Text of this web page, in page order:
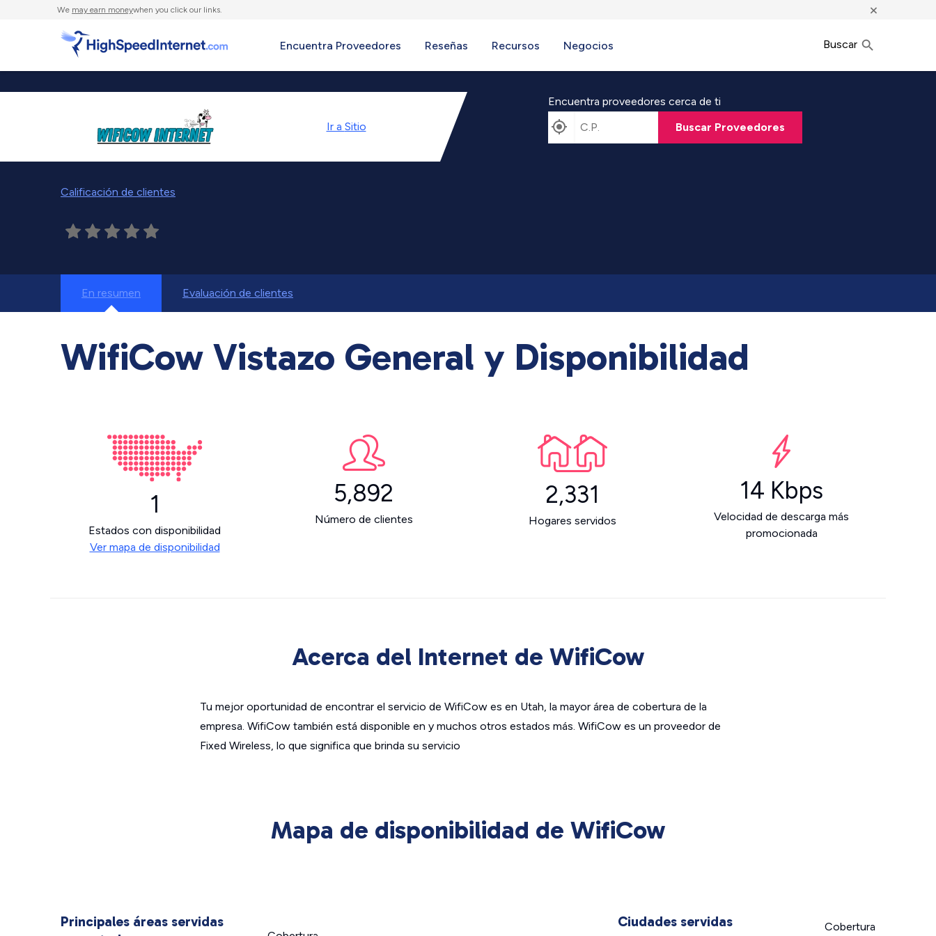
We may earn moneywhen you click our links. ×
Encuentra Proveedores Reseñas Recursos Negocios Buscar
Ir a Sitio
Calificación de clientes
Encuentra proveedores cerca de ti
Buscar Proveedores
En resumen Evaluación de clientes
WifiCow Vistazo General y Disponibilidad
1
Estados con disponibilidad
Ver mapa de disponibilidad
5,892
Número de clientes
2,331
Hogares servidos
14 Kbps
Velocidad de descarga más
promocionada
Acerca del Internet de WifiCow
Tu mejor oportunidad de encontrar el servicio de WifiCow es en Utah, la mayor área de cobertura de la
empresa. WifiCow también está disponible en y muchos otros estados más. WifiCow es un proveedor de
Fixed Wireless, lo que significa que brinda su servicio
Mapa de disponibilidad de WifiCow
Principales áreas servidas
Ciudades servidas
Cobertura